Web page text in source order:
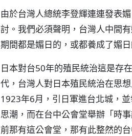
由於台灣人總統李登輝連連發表
討。我們必須聲明，台灣人中間
期間都是媚日的，或都養成了媚
日本對台50年的殖民統治這是存
代，台灣人對日本殖民統治在思
1923年6月，引日軍進台北城，
思潮，而在台中公會堂舉辦「時
前那有這公會堂，那有此整然的